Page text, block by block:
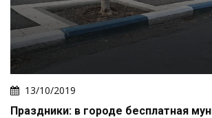
13/10/2019
Праздники: в городе бесплатная